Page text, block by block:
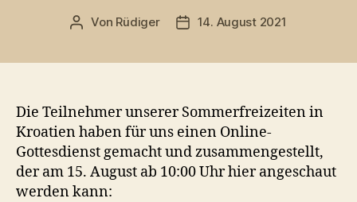
Beitragsautor
Von Rüdiger Veröffentlichungsdatum
14. August 2021
Die Teilnehmer unserer Sommerfreizeiten in
Kroatien haben für uns einen Online-
Gottesdienst gemacht und zusammengestellt,
der am 15. August ab 10:00 Uhr hier angeschaut
werden kann: